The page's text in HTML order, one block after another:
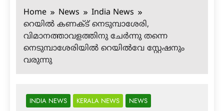
Home News
India News
റെയില്‍ കണക്ട് നെടുമ്പാശേരി,
വിമാനത്താവളത്തിനു ചേര്‍ന്നു തന്നെ
നെടുമ്പാശേരിയില്‍ റെയില്‍വേ സ്റ്റേഷനും
വരുന്നു
INDIA NEWS KERALA NEWS NEWS